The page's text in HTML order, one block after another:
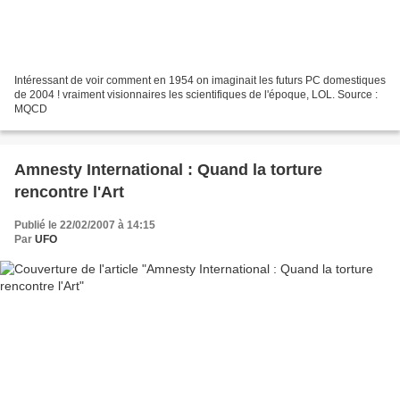
Intéressant de voir comment en 1954 on imaginait les futurs PC domestiques
de 2004 ! vraiment visionnaires les scientifiques de l'époque, LOL. Source :
MQCD
Amnesty International : Quand la torture
rencontre l'Art
Publié le 22/02/2007 à 14:15
Par UFO